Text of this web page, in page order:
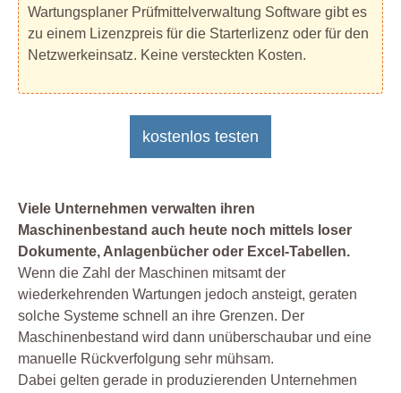
Wartungsplaner Prüfmittelverwaltung Software gibt es
zu einem Lizenzpreis für die Starterlizenz oder für den
Netzwerkeinsatz. Keine versteckten Kosten.
kostenlos testen
Viele Unternehmen verwalten ihren
Maschinenbestand auch heute noch mittels loser
Dokumente, Anlagenbücher oder Excel-Tabellen.
Wenn die Zahl der Maschinen mitsamt der
wiederkehrenden Wartungen jedoch ansteigt, geraten
solche Systeme schnell an ihre Grenzen. Der
Maschinenbestand wird dann unüberschaubar und eine
manuelle Rückverfolgung sehr mühsam.
Dabei gelten gerade in produzierenden Unternehmen